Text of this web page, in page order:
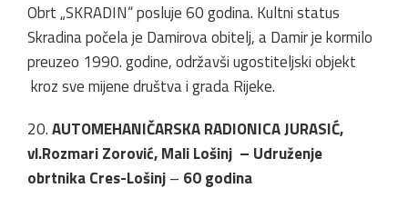
Obrt „SKRADIN“ posluje 60 godina. Kultni status
Skradina počela je Damirova obitelj, a Damir je kormilo
preuzeo 1990. godine, održavši ugostiteljski objekt
kroz sve mijene društva i grada Rijeke.
20.AUTOMEHANIČARSKA RADIONICA JURASIĆ,
vl.Rozmari Zorović, Mali Lošinj – Udruženje
obrtnika Cres-Lošinj– 60 godina